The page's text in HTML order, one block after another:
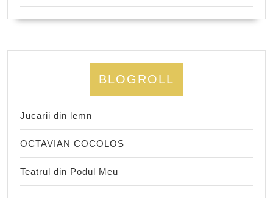
BLOGROLL
Jucarii din lemn
OCTAVIAN COCOLOS
Teatrul din Podul Meu